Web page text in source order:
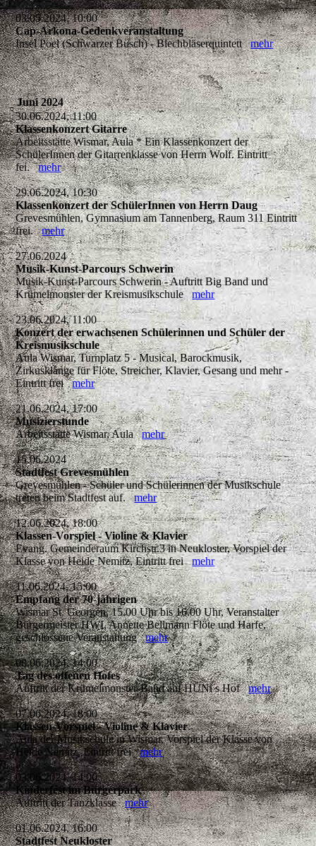
03.05.2024, 10:00
Cap-Arkona-Gedenkveranstaltung
Insel Poel (Schwarzer Busch) - Blechbläserquintettmehr
Juni 2024
30.06.2024, 11:00
Klassenkonzert Gitarre
Arbeitsstätte Wismar, Aula * Ein Klassenkonzert der
SchülerInnen der Gitarrenklasse von Herrn Wolf. Eintritt
fei.mehr
29.06.2024, 10:30
Klassenkonzert der SchülerInnen von Herrn Daug
Grevesmühlen, Gymnasium am Tannenberg, Raum 311 Eintritt
frei.mehr
27.06.2024
Musik-Kunst-Parcours Schwerin
Musik-Kunst-Parcours Schwerin - Auftritt Big Band und
Krümelmonster der Kreismusikschulemehr
23.06.2024, 11:00
Konzert der erwachsenen Schülerinnen und Schüler der
Kreismusikschule
Aula Wismar, Turnplatz 5 - Musical, Barockmusik,
Zirkusklänge für Flöte, Streicher, Klavier, Gesang und mehr -
Eintritt freimehr
21.06.2024, 17:00
Musizierstunde
Arbeitsstätte Wismar, Aulamehr
15.06.2024
Stadtfest Grevesmühlen
Grevesmühlen - Schüler und Schülerinnen der Musikschule
treten beim Stadtfest auf.mehr
12.06.2024, 18:00
Klassen-Vorspiel - Violine & Klavier
Evang. Gemeinderaum Kirchstr.3 in Neukloster, Vorspiel der
Klasse von Heide Nemitz, Eintritt freimehr
11.06.2024, 15:00
Empfang der 70-jährigen
Wismar St. Georgen, 15.00 Uhr bis 16.00 Uhr, Veranstalter
Bürgermeister HWI, Annette Bellmann Flöte und Harfe,
geschlossene Veranstaltungmehr
08.06.2024, 14:00
Tag des offenen Hofes
Auftritt der Krümelmonster-Band auf HÜNi s Hofmehr
07.06.2024, 18:00
Klassen-Vorspiel - Violine & Klavier
Aula der Musikschule in Wismar, Vorspiel der Klasse von
Heide Nemitz, Eintritt freimehr
03.06.2024, 14:00
Kinderfest im Bürgerpark
Auftritt der Tanzklassemehr
01.06.2024, 16:00
Stadtfest Neukloster